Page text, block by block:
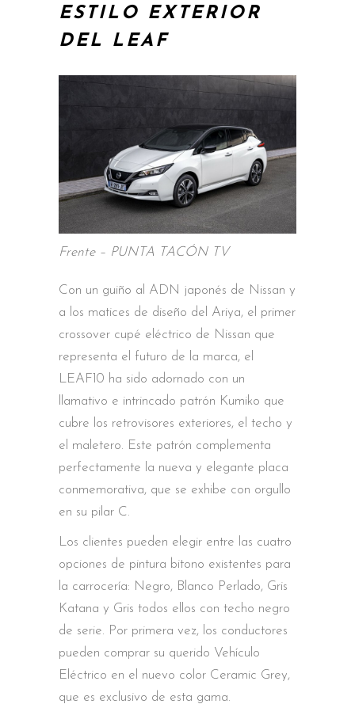
ESTILO EXTERIOR
DEL LEAF
Frente – PUNTA TACÓN TV
Con un guiño al ADN japonés de Nissan y
a los matices de diseño del Ariya, el primer
crossover cupé eléctrico de Nissan que
representa el futuro de la marca, el
LEAF10 ha sido adornado con un
llamativo e intrincado patrón Kumiko que
cubre los retrovisores exteriores, el techo y
el maletero. Este patrón complementa
perfectamente la nueva y elegante placa
conmemorativa, que se exhibe con orgullo
en su pilar C.
Los clientes pueden elegir entre las cuatro
opciones de pintura bitono existentes para
la carrocería: Negro, Blanco Perlado, Gris
Katana y Gris todos ellos con techo negro
de serie. Por primera vez, los conductores
pueden comprar su querido Vehículo
Eléctrico en el nuevo color Ceramic Grey,
que es exclusivo de esta gama.